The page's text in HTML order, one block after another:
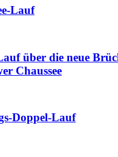
Lauf
über die neue
Chaussee
Doppel-Lauf